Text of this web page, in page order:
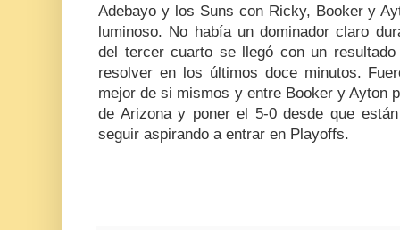
Adebayo y los Suns con Ricky, Booker y
luminoso. No había un dominador claro
del tercer cuarto se llegó con un
resolver en los últimos doce minutos.
mejor de si mismos y entre Booker y Ayton
de Arizona y poner el 5-0 desde que
seguir aspirando a entrar en Playoffs.